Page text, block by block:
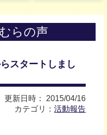
らの声
スタートしまし
更新日時： 2015/04/16
カテゴリ：活動報告